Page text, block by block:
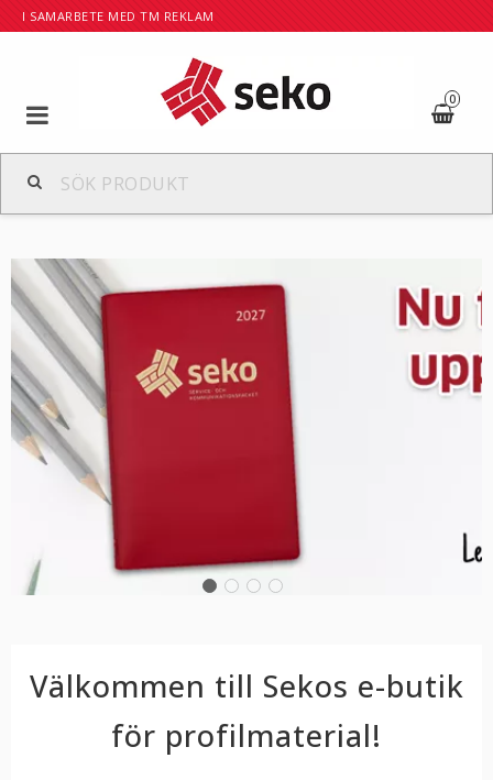
I SAMARBETE MED TM REKLAM
0
Välkommen till Sekos e-butik
för profilmaterial!